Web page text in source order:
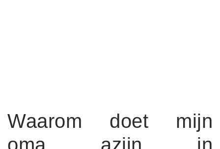
Waarom doet mijn
oma azijn in